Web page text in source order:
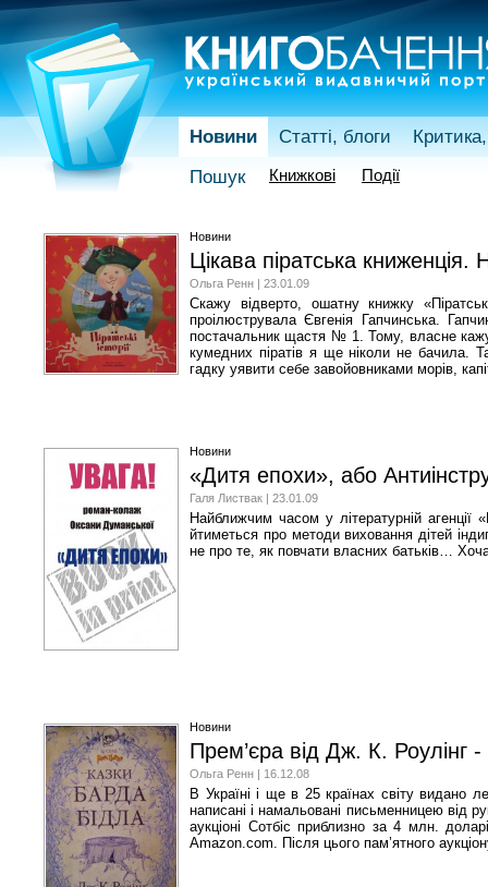
Новини Статті, блоги
Критика,
Пошук
Книжкові Події
Новини
Цікава піратська
Ольга Ренн | 23.01.09
Скажу відверто, ошатну книжку
проілюструвала Євгенія Гапчинська.
постачальник щастя № 1. Тому, власне
кумедних піратів я ще ніколи не бачила.
гадку уявити себе завойовниками морів,
Новини
«Дитя епохи», або
Галя Листвак | 23.01.09
Найближчим часом у літературній
йтиметься про методи виховання дітей
не про те, як повчати власних батьків…
Новини
Прем’єра від Дж. К. Роулінг
Ольга Ренн | 16.12.08
В Україні і ще в 25 країнах світу видано
написані і намальовані письменницею від
аукціоні Сотбіс приблизно за 4 млн.
Amazon.com. Після цього пам’ятного